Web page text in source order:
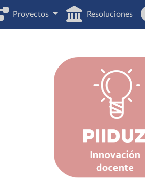
Proyectos Resoluciones